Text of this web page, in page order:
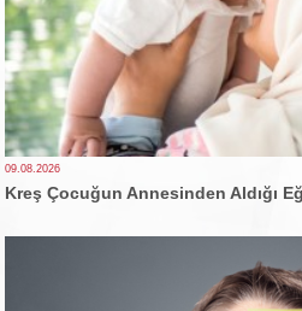
09.08.2026
Kreş Çocuğun Annesinden Aldığı